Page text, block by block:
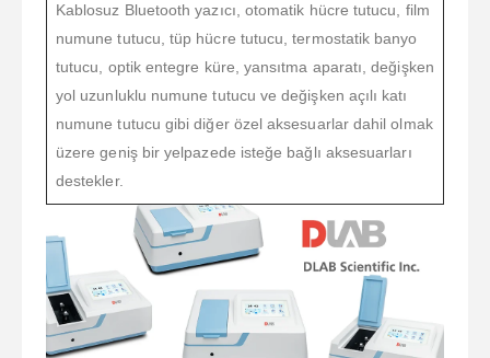
Kablosuz Bluetooth yazıcı, otomatik hücre tutucu, film
numune tutucu, tüp hücre tutucu, termostatik banyo
tutucu, optik entegre küre, yansıtma aparatı, değişken
yol uzunluklu numune tutucu ve değişken açılı katı
numune tutucu gibi diğer özel aksesuarlar dahil olmak
üzere geniş bir yelpazede isteğe bağlı aksesuarları
destekler.